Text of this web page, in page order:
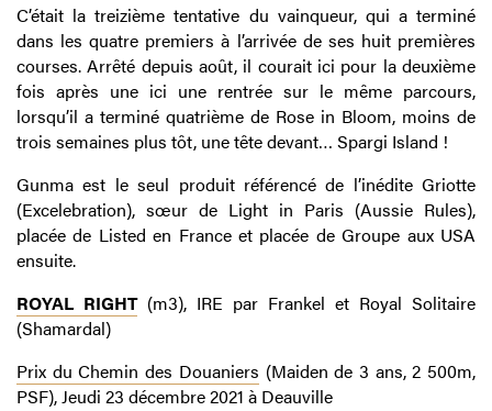
C’était la treizième tentative du vainqueur, qui a terminé
dans les quatre premiers à l’arrivée de ses huit premières
courses. Arrêté depuis août, il courait ici pour la deuxième
fois après une ici une rentrée sur le même parcours,
lorsqu’il a terminé quatrième de Rose in Bloom, moins de
trois semaines plus tôt, une tête devant… Spargi Island !
Gunma est le seul produit référencé de l’inédite Griotte
(Excelebration), sœur de Light in Paris (Aussie Rules),
placée de Listed en France et placée de Groupe aux USA
ensuite.
ROYAL RIGHT(m3), IRE par Frankel et Royal Solitaire
(Shamardal)
Prix du Chemin des Douaniers (Maiden de 3 ans, 2 500m,
PSF), Jeudi 23 décembre 2021 à Deauville